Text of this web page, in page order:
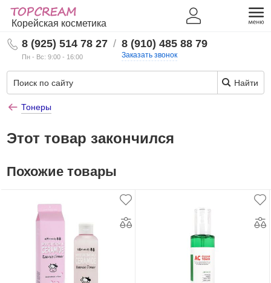
Корейская косметика
8 (925) 514 78 27
Пн - Вс: 9:00 - 16:00
/ 8 (910) 485 88 79
Заказать звонок
Найти
Тонеры
Этот товар закончился
Похожие товары